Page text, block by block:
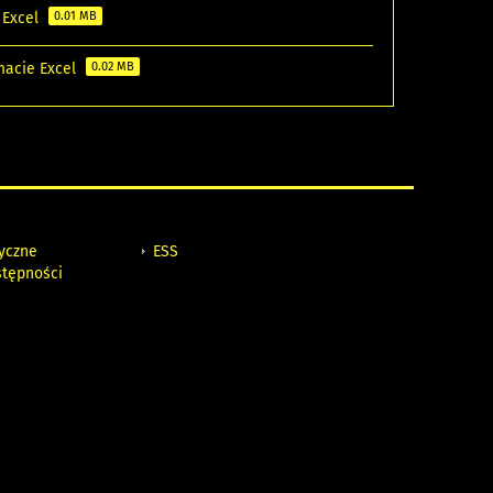
0.01 MB
Excel 0.02 MB
ESS